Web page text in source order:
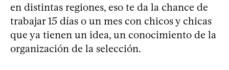
en distintas regiones, eso te da la chance de
trabajar 15 días o un mes con chicos y chicas
que ya tienen un idea, un conocimiento de la
organización de la selección.